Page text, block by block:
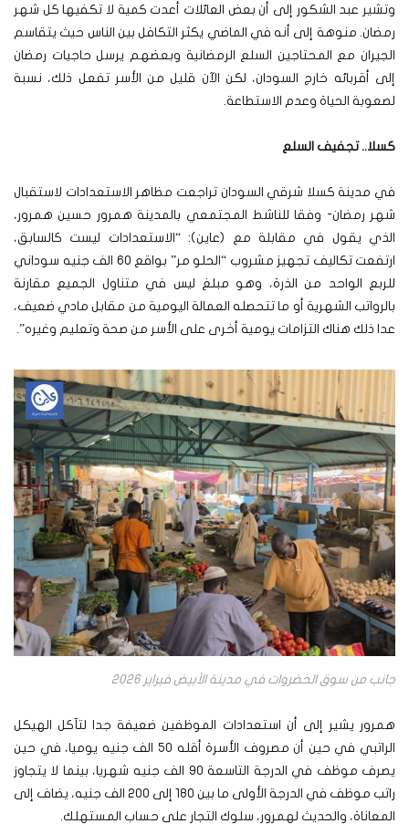
وتشير عبد الشكور إلى أن بعض العائلات أعدت كمية لا تكفيها كل شهر
رمضان. منوهة إلى أنه في الماضي يكثر التكافل بين الناس حيث يتقاسم
الجيران مع المحتاجين السلع الرمضانية وبعضهم يرسل حاجيات رمضان
إلى أقربائه خارج السودان، لكن الآن قليل من الأسر تفعل ذلك، نسبة
لصعوبة الحياة وعدم الاستطاعة.
كسلا.. تجفيف السلع
في مدينة كسلا شرقي السودان تراجعت مظاهر الاستعدادات لاستقبال
شهر رمضان- وفقا للناشط المجتمعي بالمدينة همرور حسين همرور،
الذي يقول في مقابلة مع (عاين): “الاستعدادات ليست كالسابق،
ارتفعت تكاليف تجهيز مشروب “الحلو مر” بواقع 60 الف جنيه سوداني
للربع الواحد من الذرة، وهو مبلغ ليس في متناول الجميع مقارنة
بالرواتب الشهرية أو ما تتحصله العمالة اليومية من مقابل مادي ضعيف،
عدا ذلك هناك التزامات يومية أخرى على الأسر من صحة وتعليم وغيره”.
جانب من سوق الخضروات في مدينة الأبيض فبراير 2026
همرور يشير إلى أن استعدادات الموظفين ضعيفة جدا لتآكل الهيكل
الراتبي في حين أن مصروف الأسرة أقله 50 الف جنيه يوميا، في حين
يصرف موظف في الدرجة التاسعة 90 الف جنيه شهريا، بينما لا يتجاوز
راتب موظف في الدرجة الأولى ما بين 180 إلى 200 الف جنيه، يضاف إلى
المعاناة، والحديث لهمرور، سلوك التجار على حساب المستهلك.